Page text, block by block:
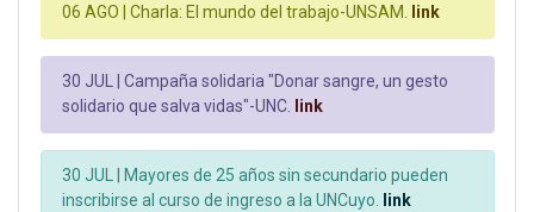
06 AGO | Charla: El mundo del trabajo-UNSAM. link
30 JUL |
Campaña solidaria "Donar sangre, un gesto
solidario que salva vidas"-UNC.
link
30 JUL |
Mayores de 25 años sin secundario pueden
inscribirse al curso de ingreso a la UNCuyo.
link